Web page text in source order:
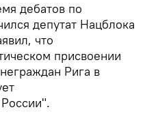
дебатов по
депутат Нацблока
что
присвоении
Рига в